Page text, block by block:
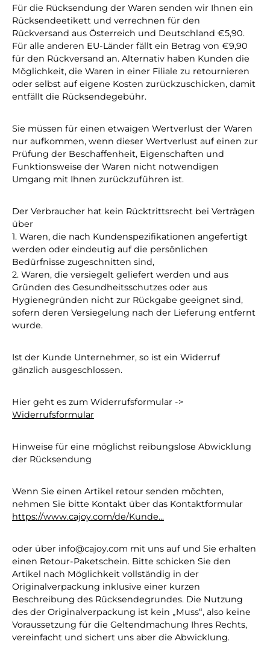
Für die Rücksendung der Waren senden wir Ihnen ein
Rücksendeetikett und verrechnen für den
Rückversand aus Österreich und Deutschland €5,90.
Für alle anderen EU-Länder fällt ein Betrag von €9,90
für den Rückversand an. Alternativ haben Kunden die
Möglichkeit, die Waren in einer Filiale zu retournieren
oder selbst auf eigene Kosten zurückzuschicken, damit
entfällt die Rücksendegebühr.
Sie müssen für einen etwaigen Wertverlust der Waren
nur aufkommen, wenn dieser Wertverlust auf einen zur
Prüfung der Beschaffenheit, Eigenschaften und
Funktionsweise der Waren nicht notwendigen
Umgang mit Ihnen zurückzuführen ist.
Der Verbraucher hat kein Rücktrittsrecht bei Verträgen
über
1. Waren, die nach Kundenspezifikationen angefertigt
werden oder eindeutig auf die persönlichen
Bedürfnisse zugeschnitten sind,
2. Waren, die versiegelt geliefert werden und aus
Gründen des Gesundheitsschutzes oder aus
Hygienegründen nicht zur Rückgabe geeignet sind,
sofern deren Versiegelung nach der Lieferung entfernt
wurde.
Ist der Kunde Unternehmer, so ist ein Widerruf
gänzlich ausgeschlossen.
Hier geht es zum Widerrufsformular ->
Widerrufsformular
Hinweise für eine möglichst reibungslose Abwicklung
der Rücksendung
Wenn Sie einen Artikel retour senden möchten,
nehmen Sie bitte Kontakt über das Kontaktformular
https://www.cajoy.com/de/Kunde...
oder über info@cajoy.com mit uns auf und Sie erhalten
einen Retour-Paketschein. Bitte schicken Sie den
Artikel nach Möglichkeit vollständig in der
Originalverpackung inklusive einer kurzen
Beschreibung des Rücksendegrundes. Die Nutzung
des der Originalverpackung ist kein „Muss“, also keine
Voraussetzung für die Geltendmachung Ihres Rechts,
vereinfacht und sichert uns aber die Abwicklung.